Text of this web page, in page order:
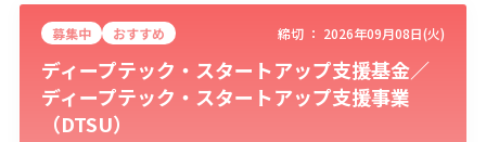
物流・運輸業 製造業 情報通信業 卸売･小売業
飲食業
建設･不動産業
募集中 おすすめ 締切 ： 2026年09月08日(火)
ディープテック・スタートアップ支援基金／
ディープテック・スタートアップ支援事業
（DTSU）